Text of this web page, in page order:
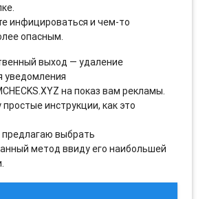
инфицироваться и чем-то
опасным.
выход — удаление
уведомления
на показ вам рекламы.
инструкции, как это
предлагаю выбрать
метод ввиду его наибольшей